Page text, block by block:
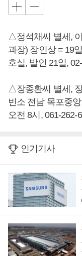
△정석채씨 별세,
과장) 장인상 = 19
호실, 발인 21일,
△장종환씨 별세,
빈소 전남 목포중
오전 8시, 061-262-
인기기사